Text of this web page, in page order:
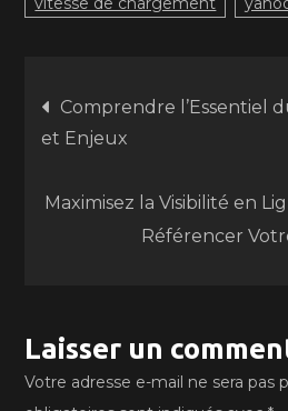
Navigation
de
l’article
Comprendre l’Essentiel
et Enjeux
Maximisez la Visibilité en
Référencer
Laisser un
Votre adresse e-mail ne sera pas